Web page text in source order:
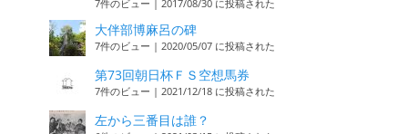
7件のビュー | 2017/08/30 に投稿された
大伴部博麻呂の碑
7件のビュー | 2020/05/07 に投稿された
第73回朝日杯ＦＳ空想馬券
7件のビュー | 2021/12/18 に投稿された
左から三番目は誰？